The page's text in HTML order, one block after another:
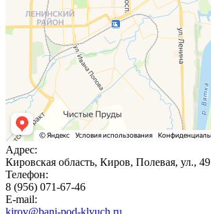
Адрес:
Кировская область, Киров, Полевая, ул., 49
Телефон:
8 (956) 071-67-46
E-mail:
kirov@bani-pod-klyuch.ru